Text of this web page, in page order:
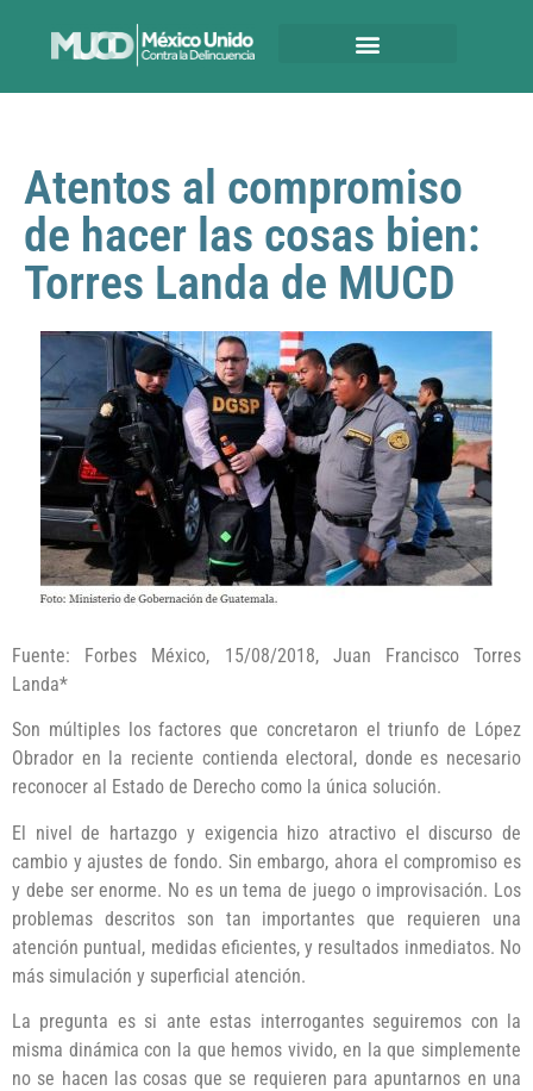
Atentos al compromiso
de hacer las cosas bien:
Torres Landa de MUCD
Fuente: Forbes México, 15/08/2018, Juan Francisco Torres
Landa*
Son múltiples los factores que concretaron el triunfo de López
Obrador en la reciente contienda electoral, donde es necesario
reconocer al Estado de Derecho como la única solución.
El nivel de hartazgo y exigencia hizo atractivo el discurso de
cambio y ajustes de fondo. Sin embargo, ahora el compromiso es
y debe ser enorme. No es un tema de juego o improvisación. Los
problemas descritos son tan importantes que requieren una
atención puntual, medidas eficientes, y resultados inmediatos. No
más simulación y superficial atención.
La pregunta es si ante estas interrogantes seguiremos con la
misma dinámica con la que hemos vivido, en la que simplemente
no se hacen las cosas que se requieren para apuntarnos en una